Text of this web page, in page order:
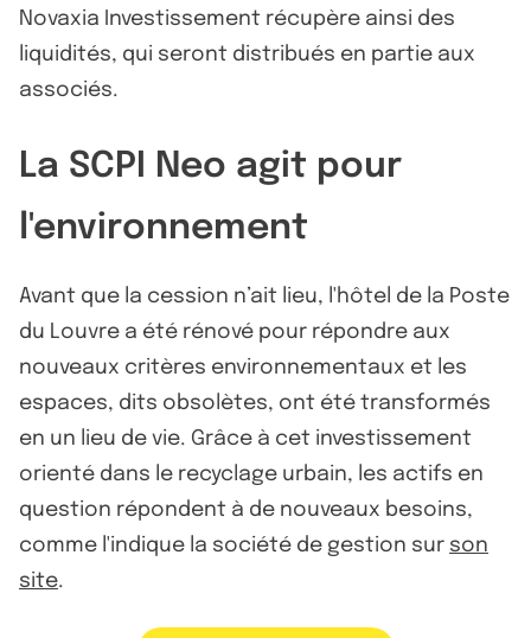
Novaxia Investissement récupère ainsi des
liquidités, qui seront distribués en partie aux
associés.
La SCPI Neo agit pour
l'environnement
Avant que la cession n’ait lieu, l'hôtel de la Poste
du Louvre a été rénové pour répondre aux
nouveaux critères environnementaux et les
espaces, dits obsolètes, ont été transformés
en un lieu de vie. Grâce à cet investissement
orienté dans le recyclage urbain, les actifs en
question répondent à de nouveaux besoins,
comme l'indique la société de gestion sur son
site.